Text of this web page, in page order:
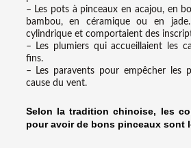
– Les pots à pinceaux en acajou, en
bambou, en céramique ou en
cylindrique et comportaient des
– Les plumiers qui accueillaient les
fins.
– Les paravents pour empêcher les
cause du vent.
Selon la tradition chinoise, les
pour avoir de bons pinceaux sont